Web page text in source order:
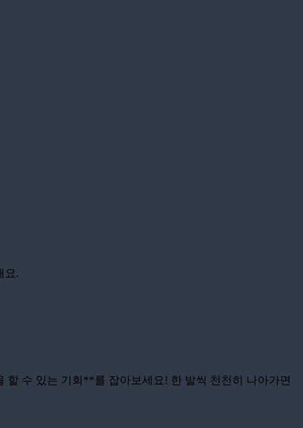
요.
수 있는 기회**를 잡아보세요! 한 발씩 천천히 나아가면